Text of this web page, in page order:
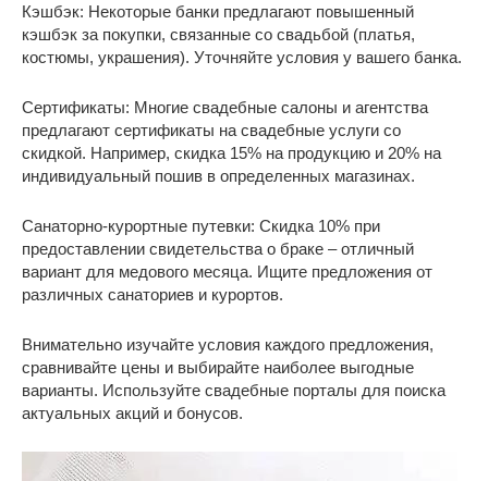
Кэшбэк: Некоторые банки предлагают повышенный
кэшбэк за покупки, связанные со свадьбой (платья,
костюмы, украшения). Уточняйте условия у вашего банка.
Сертификаты: Многие свадебные салоны и агентства
предлагают сертификаты на свадебные услуги со
скидкой. Например, скидка 15% на продукцию и 20% на
индивидуальный пошив в определенных магазинах.
Санаторно-курортные путевки: Скидка 10% при
предоставлении свидетельства о браке – отличный
вариант для медового месяца. Ищите предложения от
различных санаториев и курортов.
Внимательно изучайте условия каждого предложения,
сравнивайте цены и выбирайте наиболее выгодные
варианты. Используйте свадебные порталы для поиска
актуальных акций и бонусов.